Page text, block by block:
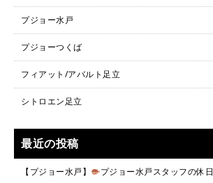
プジョー水戸
プジョーつくば
フィアット/アバルト足立
シトロエン足立
最近の投稿
【プジョー水戸】 プジョー水戸スタッフの休日